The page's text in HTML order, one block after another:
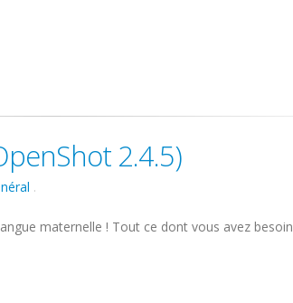
2.4.5)
.
maternelle ! Tout ce dont vous avez